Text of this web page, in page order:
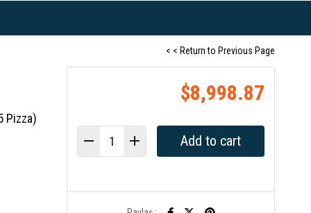
< < Return to Previous Page
Pizza)
$8,998.87